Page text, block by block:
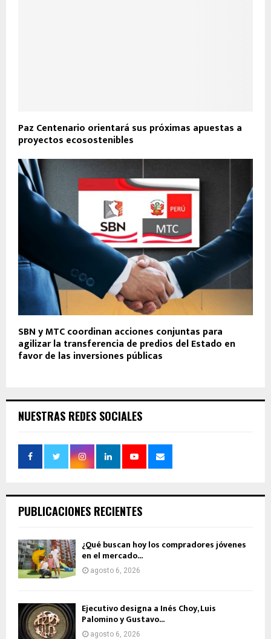
Paz Centenario orientará sus próximas apuestas a
proyectos ecosostenibles
SBN y MTC coordinan acciones conjuntas para
agilizar la transferencia de predios del Estado en
favor de las inversiones públicas
NUESTRAS REDES SOCIALES
PUBLICACIONES RECIENTES
¿Qué buscan hoy los compradores jóvenes
en el mercado...
agosto 6, 2026
Ejecutivo designa a Inés Choy, Luis
Palomino y Gustavo...
agosto 6, 2026